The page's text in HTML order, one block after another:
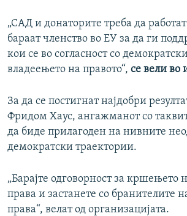
„САД и донаторите треба да
бараат членство во ЕУ за да ги
кои се во согласност со
владеењето на правото“, се вели во
За да се постигнат најдобри
Фридом Хаус, ангажманот со
да биде прилагоден на нивните
демократски траектории.
„Барајте одговорност за кршењето
права и застанете со бранителите
права“, велат од организацијата.